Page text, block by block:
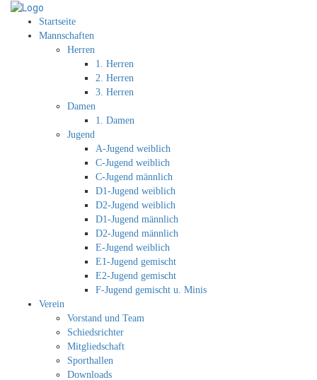
Startseite
Mannschaften
Herren
1. Herren
2. Herren
3. Herren
Damen
1. Damen
Jugend
A-Jugend weiblich
C-Jugend weiblich
C-Jugend männlich
D1-Jugend weiblich
D2-Jugend weiblich
D1-Jugend männlich
D2-Jugend männlich
E-Jugend weiblich
E1-Jugend gemischt
E2-Jugend gemischt
F-Jugend gemischt u. Minis
Verein
Vorstand und Team
Schiedsrichter
Mitgliedschaft
Sporthallen
Downloads